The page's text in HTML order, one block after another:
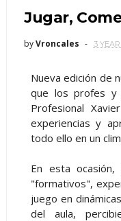
Jugar,
byVroncales 3
Nueva edición de
que los profes y
Profesional
experiencias y
todo ello en un
En esta
"formativos",
juego en
del aula,